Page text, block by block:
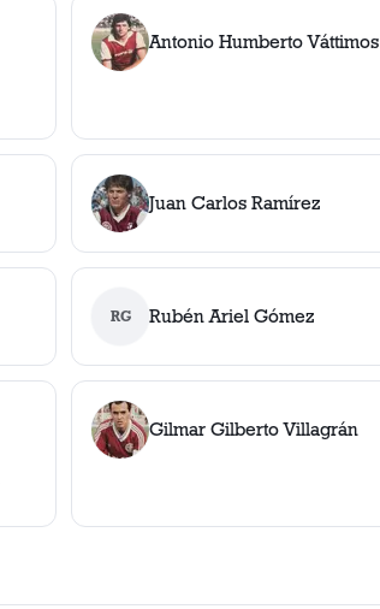
Antonio Humberto Váttimos
Juan Carlos Ramírez
RG Rubén Ariel Gómez
Gilmar Gilberto Villagrán